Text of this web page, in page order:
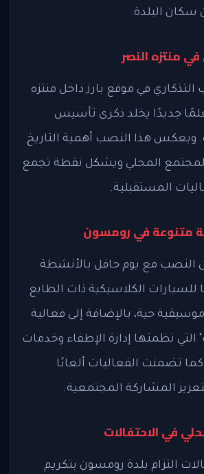
سكان البلدة.
منتزه النصر
في موقع بارز داخل منتزه
جديدًا يخلد ذكرى تأسيس
ويعكس هذا النصب أهمية التاريخ
المحلي ويشكل نقطة تجمع
المستقبلية.
متنوعة في رومسون
النصب مع يوم حافل بالأنشطة
الكلاسيكية ذات الطابع
حية، بالإضافة إلى فعالية
نظمتها إدارة الإطفاء وخدمات
تضمنت الفعاليات ألعابًا
المشاركة المجتمعية.
في الاحتفالات
التزام بلدة رومسون بتكريم